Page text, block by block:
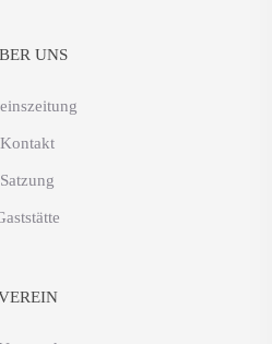
UNS
Kontakt
Satzung